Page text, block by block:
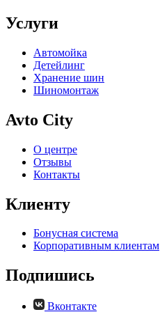
Услуги
Автомойка
Детейлинг
Хранение шин
Шиномонтаж
Avto City
О центре
Отзывы
Контакты
Клиенту
Бонусная система
Корпоративным клиентам
Подпишись
Вконтакте